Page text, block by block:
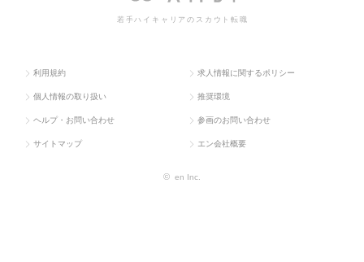
若手ハイキャリアのスカウト転職
利用規約 求人情報に関するポリシー
個人情報の取り扱い 推奨環境
ヘルプ・お問い合わせ 参画のお問い合わせ
サイトマップ エン会社概要
© en Inc.